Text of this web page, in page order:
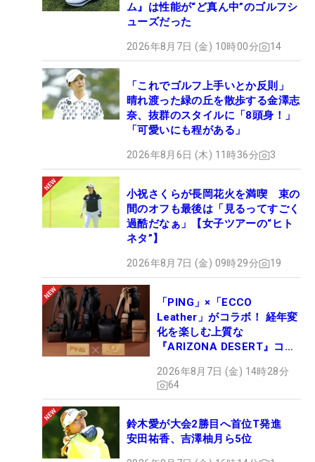
ム』は性能が“ど真ん中”のゴルフシ
ューズだった
2026年8月7日 (金) 10時00分 14
「これでゴルフ上手いとか反則」
晴れ渡った緑の丘を散歩する金澤志
奈、抜群のスタイルに「8頭身！」
「可愛いにも程がある」
2026年8月6日 (木) 11時36分 3
小祝さくらが長岡花火を満喫 束の
間のオフも最後は「見るってすごく
過酷だなぁ」【女子ツアーの“ヒト
ネタ”】
2026年8月7日 (金) 09時29分 19
「PING」×「ECCO
Leather」がコラボ！ 経年変
化を楽しむ上質な
『ARIZONA DESERT』コレ
ュー
2026年8月7日 (金) 14時28分
64
鈴木愛が大会2勝目へ首位T発進
安田祐香、吉澤柚月ら5位